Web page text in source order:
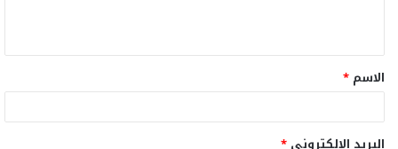
ق
*
الاسم *
البريد الإلكتروني *